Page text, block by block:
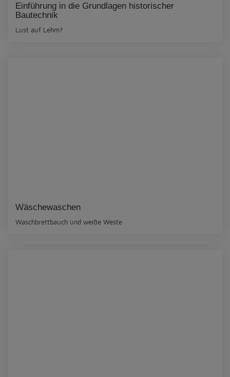
Einführung in die Grundlagen historischer
Bautechnik
Lust auf Lehm?
Wäschewaschen
Waschbrettbauch und weiße Weste